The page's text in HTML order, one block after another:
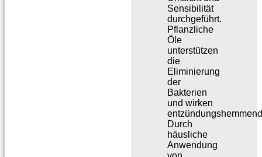
Sensibilität
durchgeführt.
Pflanzliche
Öle
unterstützen
die
Eliminierung
der
Bakterien
und wirken
Durch
häusliche
Anwendung